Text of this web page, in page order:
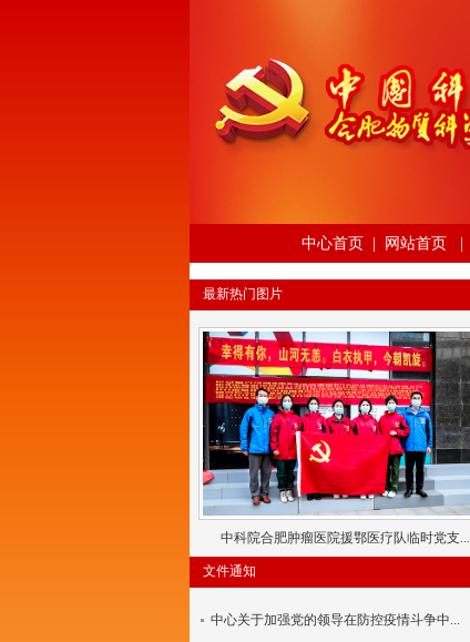
中心首页 网站首页
最新热门图片
中科院合肥肿瘤医院援鄂医疗队临时党支...
文件通知
中心关于加强党的领导在防控疫情斗争中...